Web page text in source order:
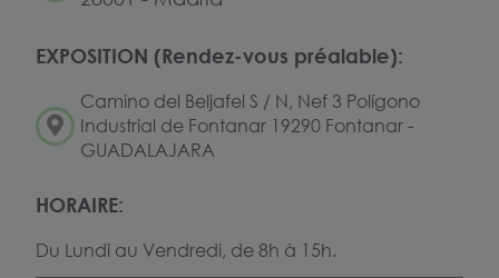
EXPOSITION (Rendez-vous préalable):
Camino del Beljafel S / N, Nef 3 Polígono
Industrial de Fontanar 19290 Fontanar -
GUADALAJARA
HORAIRE:
Du Lundi au Vendredi, de 8h à 15h.